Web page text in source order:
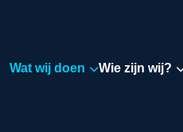
Wat wij doen Wie zijn wij?